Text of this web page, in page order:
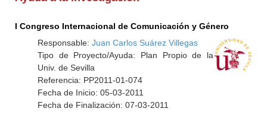
I Congreso Internacional de Comunicación y Género
Responsable: Juan Carlos Suárez Villegas
Tipo de Proyecto/Ayuda: Plan Propio de la
Univ. de Sevilla
Referencia: PP2011-01-074
Fecha de Inicio: 05-03-2011
Fecha de Finalización: 07-03-2011